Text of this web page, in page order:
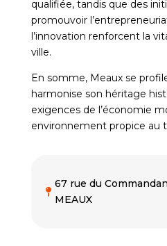
qualifiée, tandis que des
promouvoir
l’innovation renforcent la
ville.
En somme, Meaux se
harmonise son héritage
exigences de l’économie
environnement propice au

67 rue du
MEAUX